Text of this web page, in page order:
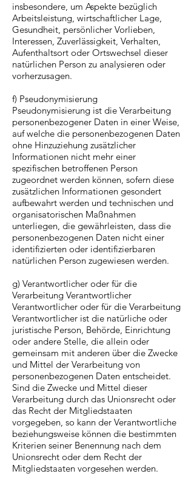
insbesondere, um Aspekte bezüglich
Arbeitsleistung, wirtschaftlicher Lage,
Gesundheit, persönlicher Vorlieben,
Interessen, Zuverlässigkeit, Verhalten,
Aufenthaltsort oder Ortswechsel dieser
natürlichen Person zu analysieren oder
vorherzusagen.
f) Pseudonymisierung
Pseudonymisierung ist die Verarbeitung
personenbezogener Daten in einer Weise,
auf welche die personenbezogenen Daten
ohne Hinzuziehung zusätzlicher
Informationen nicht mehr einer
spezifischen betroffenen Person
zugeordnet werden können, sofern diese
zusätzlichen Informationen gesondert
aufbewahrt werden und technischen und
organisatorischen Maßnahmen
unterliegen, die gewährleisten, dass die
personenbezogenen Daten nicht einer
identifizierten oder identifizierbaren
natürlichen Person zugewiesen werden.
g) Verantwortlicher oder für die
Verarbeitung Verantwortlicher
Verantwortlicher oder für die Verarbeitung
Verantwortlicher ist die natürliche oder
juristische Person, Behörde, Einrichtung
oder andere Stelle, die allein oder
gemeinsam mit anderen über die Zwecke
und Mittel der Verarbeitung von
personenbezogenen Daten entscheidet.
Sind die Zwecke und Mittel dieser
Verarbeitung durch das Unionsrecht oder
das Recht der Mitgliedstaaten
vorgegeben, so kann der Verantwortliche
beziehungsweise können die bestimmten
Kriterien seiner Benennung nach dem
Unionsrecht oder dem Recht der
Mitgliedstaaten vorgesehen werden.